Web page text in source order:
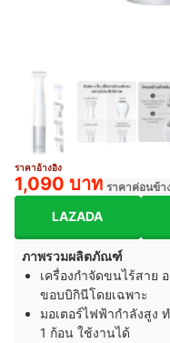
ราคาอ้างอิง
1,090 บาท ราคาค่อนข้า
LAZADA
ภาพรวมผลิตภัณฑ์
เครื่องกำจัดขนไร้สาย
ขอบบิกินีโดยเฉพาะ
มอเตอร์ไฟฟ้ากำลังสูง
1 ก้อน ใช้งานได้